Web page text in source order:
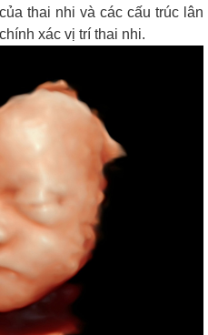
thai nhi và các cấu trúc lân
xác vị trí thai nhi.